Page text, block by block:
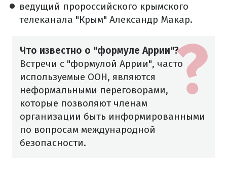
ведущий пророссийского крымского
телеканала "Крым" Александр Макар.
Что известно о "формуле Аррии"?
Встречи с "формулой Аррии", часто
используемые ООН, являются
неформальными переговорами,
которые позволяют членам
организации быть информированными
по вопросам международной
безопасности.